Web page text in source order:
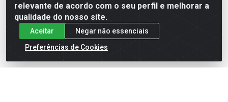
relevante de acordo com o seu perfil e melhorar a
qualidade do nosso site.
Aceitar
Negar não essenciais
Preferências de Cookies